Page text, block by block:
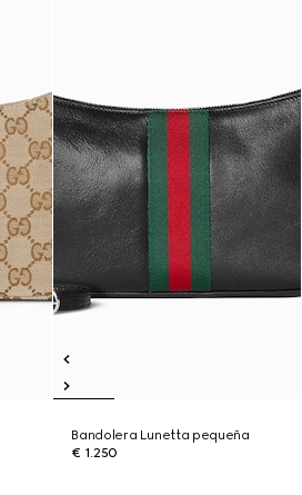
Bandolera Lunetta pequeña
€ 1.250